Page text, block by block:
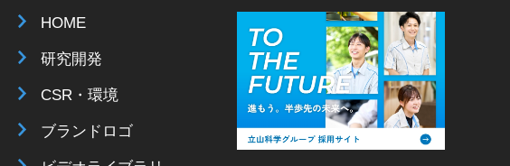
HOME
研究開発
CSR・環境
ブランドロゴ